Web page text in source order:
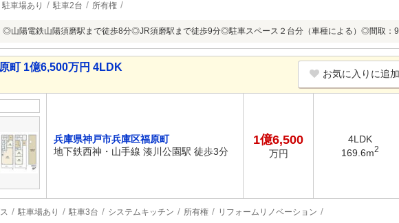
駐車場あり 駐車2台 所有権
◎山陽電鉄山陽須磨駅まで徒歩8分◎JR須磨駅まで徒歩9分◎駐車スペース２台分（車種による）◎間取：
町 1億6,500万円 4LDK
お気に入りに追加
兵庫県神戸市兵庫区福原町
地下鉄西神・山手線 湊川公園駅 徒歩3分
1億6,500
万円
4LDK
169.6m2
駐車場あり 駐車3台 システムキッチン 所有権 リフォームリノベーション